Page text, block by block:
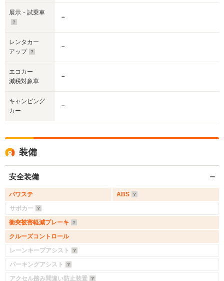
展示・試乗車
－
レンタカー
アップ
－
エコカー
減税対象車
－
キャンピング
カー
－
装備
安全装備
パワステ
ABS
サポカー
衝突被害軽減ブレーキ
クルーズコントロール
レーンキープアシスト
パーキングアシスト
アクセル踏み間違い防止装置